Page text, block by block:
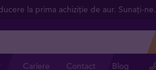
la prima achiziție de aur. Sunați-ne.
Cariere Contact Blog